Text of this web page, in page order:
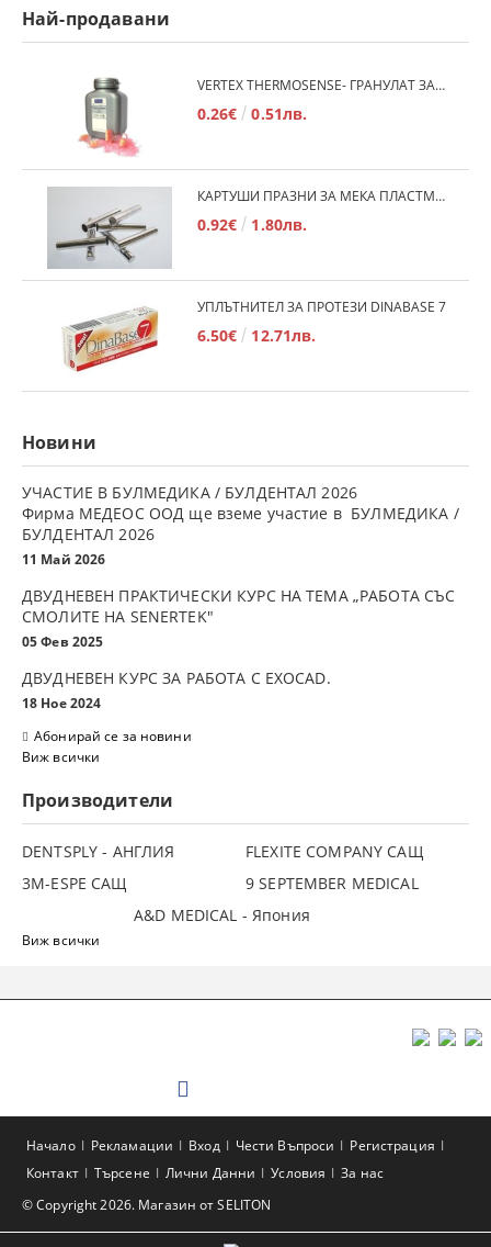
Най-продавани
VERTEX THERMOSENSE- ГРАНУЛАТ ЗА МЕКИ ПРОТЕЗИ
0.26€ 0.51лв.
КАРТУШИ ПРАЗНИ ЗА МЕКА ПЛАСТМАСА
0.92€ 1.80лв.
УПЛЪТНИТЕЛ ЗА ПРОТЕЗИ DINABASE 7
6.50€ 12.71лв.
Новини
УЧАСТИЕ В БУЛМЕДИКА / БУЛДЕНТАЛ 2026
Фирма МЕДЕОС ООД ще вземе участие в БУЛМЕДИКА /
БУЛДЕНТАЛ 2026
11 Май 2026
ДВУДНЕВЕН ПРАКТИЧЕСКИ КУРС НА ТЕМА „РАБОТА СЪС
СМОЛИТЕ НА SENERTEK"
05 Фев 2025
ДВУДНЕВЕН КУРС ЗА РАБОТА С ЕXOCAD.
18 Ное 2024
Абонирай се за новини
Виж всички
Производители
DENTSPLY - АНГЛИЯ
FLEXITE COMPANY САЩ
3М-ESPE САЩ
9 SEPTEMBER MEDICAL
A&D MEDICAL - Япония
Виж всички
© Copyright 2026. Магазин от SELITON
Начало Рекламации Вход Чести Въпроси
Регистрация
Контакт
Търсене Лични Данни Условия За нас